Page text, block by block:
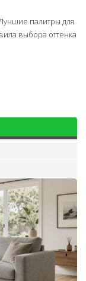
палитры для
выбора оттенка